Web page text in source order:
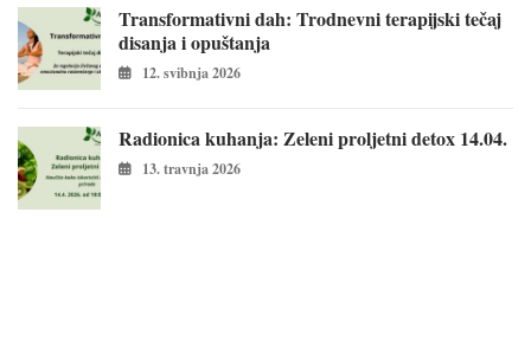
Transformativni dah: Trodnevni terapijski tečaj
disanja i opuštanja
12. svibnja 2026
Radionica kuhanja: Zeleni proljetni detox 14.04.
13. travnja 2026